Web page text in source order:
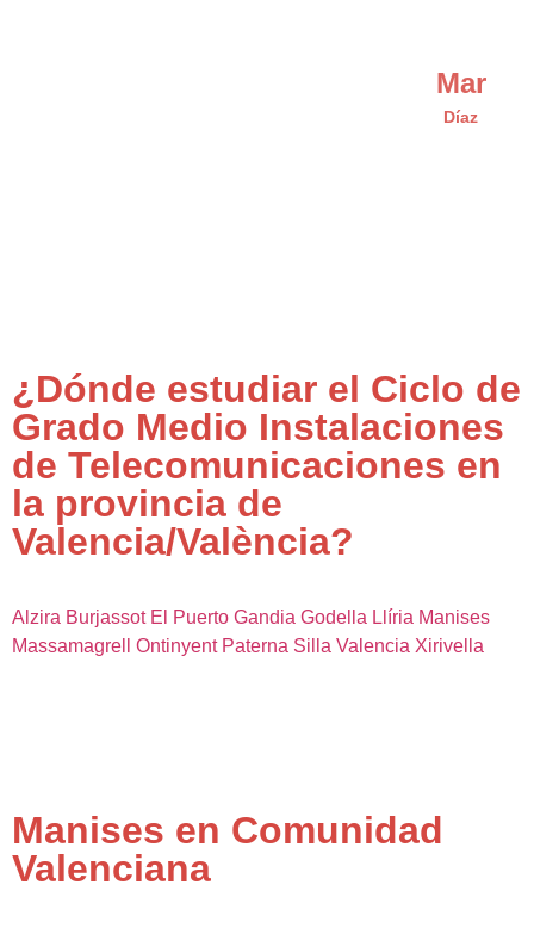
Mar
Díaz
¿Dónde estudiar el Ciclo de
Grado Medio Instalaciones
de Telecomunicaciones en
la provincia de
Valencia/València?
Alzira Burjassot El Puerto Gandia Godella Llíria Manises
Massamagrell
Ontinyent Paterna Silla Valencia Xirivella
Manises en Comunidad
Valenciana